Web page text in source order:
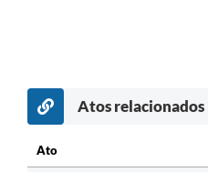
Atos relacionados
Ato